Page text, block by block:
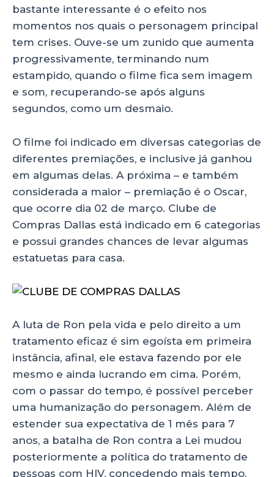
bastante interessante é o efeito nos
momentos nos quais o personagem principal
tem crises. Ouve-se um zunido que aumenta
progressivamente, terminando num
estampido, quando o filme fica sem imagem
e som, recuperando-se após alguns
segundos, como um desmaio.
O filme foi indicado em diversas categorias de
diferentes premiações, e inclusive já ganhou
em algumas delas. A próxima – e também
considerada a maior – premiação é o Oscar,
que ocorre dia 02 de março. Clube de
Compras Dallas está indicado em 6 categorias
e possui grandes chances de levar algumas
estatuetas para casa.
A luta de Ron pela vida e pelo direito a um
tratamento eficaz é sim egoísta em primeira
instância, afinal, ele estava fazendo por ele
mesmo e ainda lucrando em cima. Porém,
com o passar do tempo, é possível perceber
uma humanização do personagem. Além de
estender sua expectativa de 1 mês para 7
anos, a batalha de Ron contra a Lei mudou
posteriormente a política do tratamento de
pessoas com HIV, concedendo mais tempo,